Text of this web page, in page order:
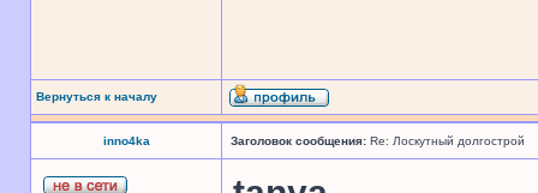
Вернуться к началу
inno4ka Заголовок сообщения: Re: Лоскутный долгострой